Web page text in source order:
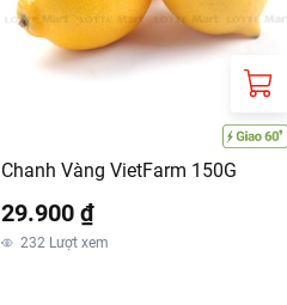
Chanh Vàng VietFarm 150G
29.900 ₫
232 Lượt xem